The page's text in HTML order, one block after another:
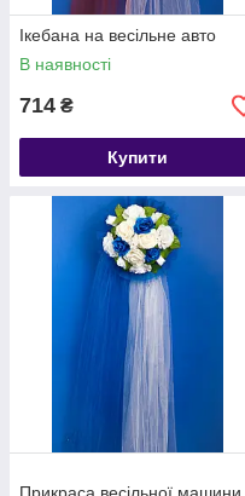
Ікебана на весільне авто
В наявності
714 ₴
Купити